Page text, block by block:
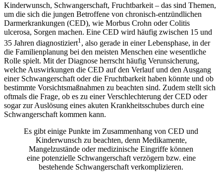
Kinderwunsch, Schwangerschaft, Fruchtbarkeit – das sind Themen,
um die sich die jungen Betroffene von chronisch-entzündlichen
Darmerkrankungen (CED), wie Morbus Crohn oder Colitis
ulcerosa, Sorgen machen. Eine CED wird häufig zwischen 15 und
35 Jahren diagnostiziert1 , also gerade in einer Lebensphase, in der
die Familienplanung bei den meisten Menschen eine wesentliche
Rolle spielt. Mit der Diagnose herrscht häufig Verunsicherung,
welche Auswirkungen die CED auf den Verlauf und den Ausgang
einer Schwangerschaft oder die Fruchtbarkeit haben könnte und ob
bestimmte Vorsichtsmaßnahmen zu beachten sind. Zudem stellt sich
oftmals die Frage, ob es zu einer Verschlechterung der CED oder
sogar zur Auslösung eines akuten Krankheitsschubes durch eine
Schwangerschaft kommen kann.
Es gibt einige Punkte im Zusammenhang von CED und
Kinderwunsch zu beachten, denn Medikamente,
Mangelzustände oder medizinische Eingriffe können
eine potenzielle Schwangerschaft verzögern bzw. eine
bestehende Schwangerschaft verkomplizieren.